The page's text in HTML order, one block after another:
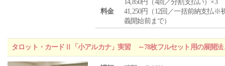
料金
14,850円（4回／分割支払い）×3
41,250円（12回／一括前納支払※
義開始前まで）
タロット・カードⅡ「小アルカナ」実習 ～78枚フルセット用の展開法